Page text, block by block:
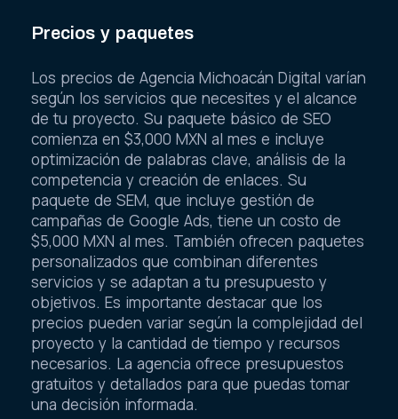
Precios y paquetes
Los precios de Agencia Michoacán Digital varían
según los servicios que necesites y el alcance
de tu proyecto. Su paquete básico de SEO
comienza en $3,000 MXN al mes e incluye
optimización de palabras clave, análisis de la
competencia y creación de enlaces. Su
paquete de SEM, que incluye gestión de
campañas de Google Ads, tiene un costo de
$5,000 MXN al mes. También ofrecen paquetes
personalizados que combinan diferentes
servicios y se adaptan a tu presupuesto y
objetivos. Es importante destacar que los
precios pueden variar según la complejidad del
proyecto y la cantidad de tiempo y recursos
necesarios. La agencia ofrece presupuestos
gratuitos y detallados para que puedas tomar
una decisión informada.